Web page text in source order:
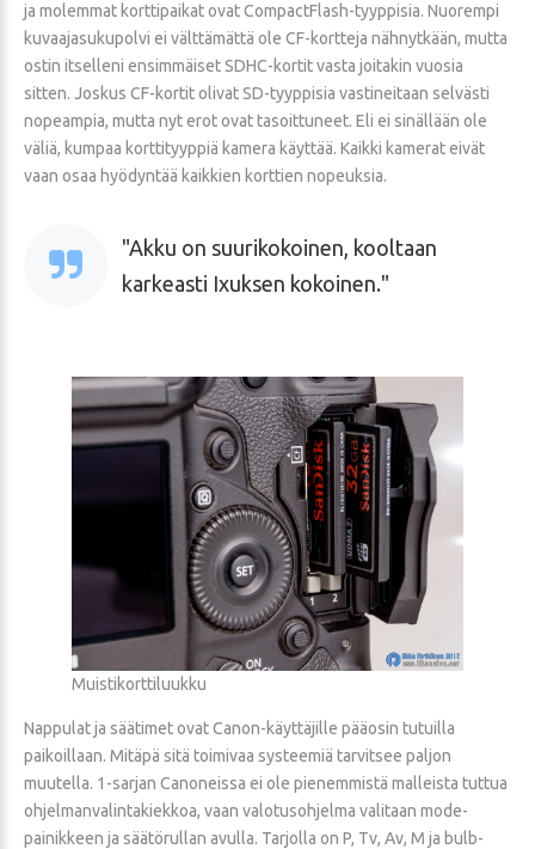
ja molemmat korttipaikat ovat CompactFlash-tyyppisia. Nuorempi
kuvaajasukupolvi ei välttämättä ole CF-kortteja nähnytkään, mutta
ostin itselleni ensimmäiset SDHC-kortit vasta joitakin vuosia
sitten. Joskus CF-kortit olivat SD-tyyppisia vastineitaan selvästi
nopeampia, mutta nyt erot ovat tasoittuneet. Eli ei sinällään ole
väliä, kumpaa korttityyppiä kamera käyttää. Kaikki kamerat eivät
vaan osaa hyödyntää kaikkien korttien nopeuksia.
Akku on suurikokoinen, kooltaan
karkeasti Ixuksen kokoinen.
Muistikorttiluukku
Nappulat ja säätimet ovat Canon-käyttäjille pääosin tutuilla
paikoillaan. Mitäpä sitä toimivaa systeemiä tarvitsee paljon
muutella. 1-sarjan Canoneissa ei ole pienemmistä malleista tuttua
ohjelmanvalintakiekkoa, vaan valotusohjelma valitaan mode-
painikkeen ja säätörullan avulla. Tarjolla on P, Tv, Av, M ja bulb-